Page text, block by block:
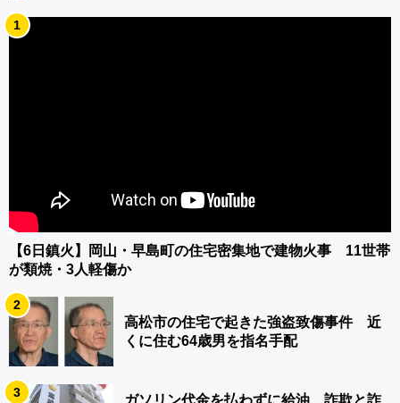
1
【6日鎮火】岡山・早島町の住宅密集地で建物火事 11世帯
が類焼・3人軽傷か
2
高松市の住宅で起きた強盗致傷事件 近
くに住む64歳男を指名手配
3